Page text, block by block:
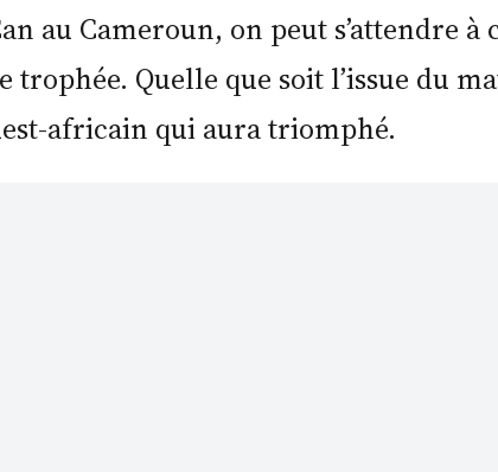
au Cameroun, on peut s’attendre à
trophée. Quelle que soit l’issue du
africain qui aura triomphé.